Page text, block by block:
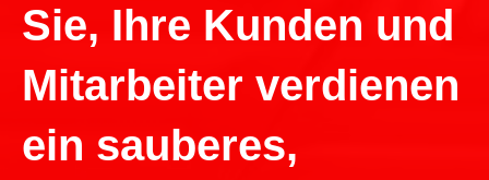
Sie, Ihre Kunden und
Mitarbeiter verdienen
ein sauberes,